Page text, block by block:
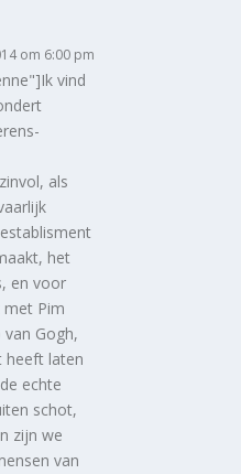
om 6:00 pm
vind
als
het
en voor
met Pim
Gogh,
heeft laten
echte
schot,
zijn we
van